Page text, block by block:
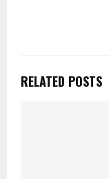
RELATED POSTS